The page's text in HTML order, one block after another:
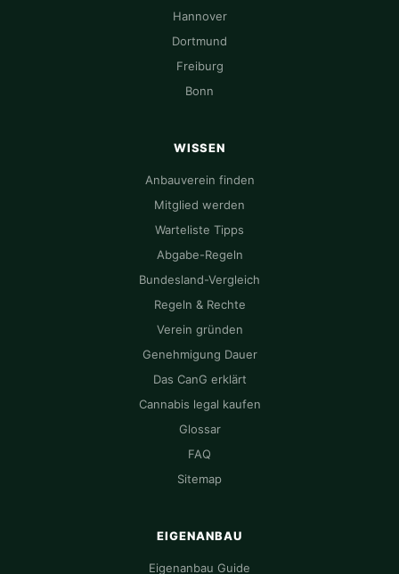
Hannover
Dortmund
Freiburg
Bonn
WISSEN
Anbauverein finden
Mitglied werden
Warteliste Tipps
Abgabe-Regeln
Bundesland-Vergleich
Regeln & Rechte
Verein gründen
Genehmigung Dauer
Das CanG erklärt
Cannabis legal kaufen
Glossar
FAQ
Sitemap
EIGENANBAU
Eigenanbau Guide